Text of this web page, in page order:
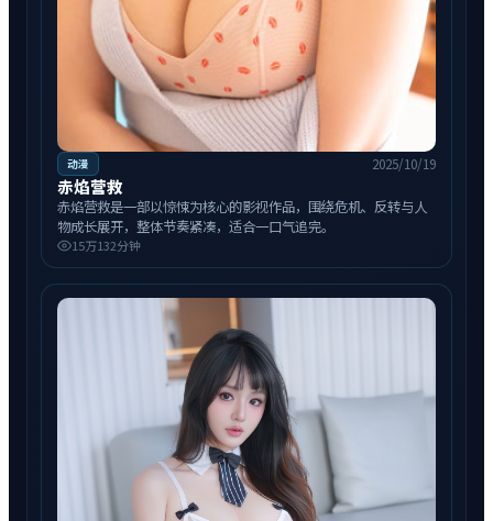
动漫 2025/10/19
赤焰营救
赤焰营救是一部以惊悚为核心的影视作品，围绕危机、反转与人
物成长展开，整体节奏紧凑，适合一口气追完。
15万132分钟